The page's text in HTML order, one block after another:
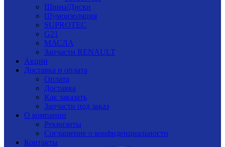
Шины/Диски
Шумоизоляция
SUPROTEC
G21
МАСЛА
Запчасти RENAULT
Акции
Доставка и оплата
Оплата
Доставка
Как заказать
Запчасти под заказ
О компании
Реквизиты
Соглашение о конфиденциальности
Контакты